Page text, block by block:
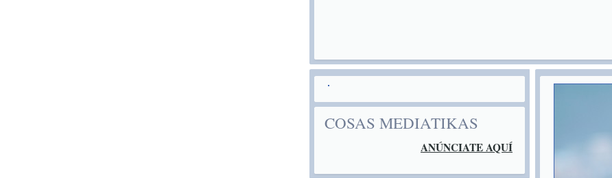
COSAS MEDIATIKAS
ANÚNCIATE AQUÍ